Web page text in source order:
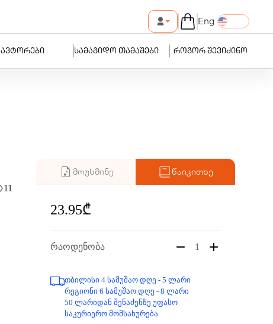
Eng
ავტორები სამაგიდო თამაშები როგორ შევიძინო
11
მოუსმინე წაიკითხე
23.95₾
რაოდენობა 1
თბილისი 4 სამუშაო დღე - 5 ლარი
რეგიონი 6 სამუშაო დღე - 8 ლარი
50 ლარიდან შენაძენზე უფასო
საკურიერო მომსახურება